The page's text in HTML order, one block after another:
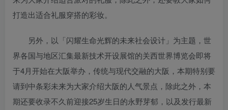
打造出适合礼服穿搭的彩妆。
另外，以「闪耀生命光辉的未来社会设计」为主题，世
界各国与地区汇集最新技术开设展馆的关西世界博览会即将
于4月开始在大阪举办，传统与现代交融的大阪，本期特别要
请到中条彩未来为大家介绍大阪的人气景点，除此之外，本
期还要收录不久前迎接25岁生日的永野芽郁，以及发行最新